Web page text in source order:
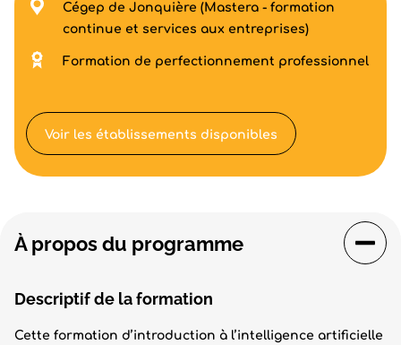
À propos du programme
Descriptif de la formation
Cette formation d’introduction à l’intelligence artificielle
Cégep de Jonquière (Mastera - formation
continue et services aux entreprises)
Formation de perfectionnement professionnel
Voir les établissements disponibles